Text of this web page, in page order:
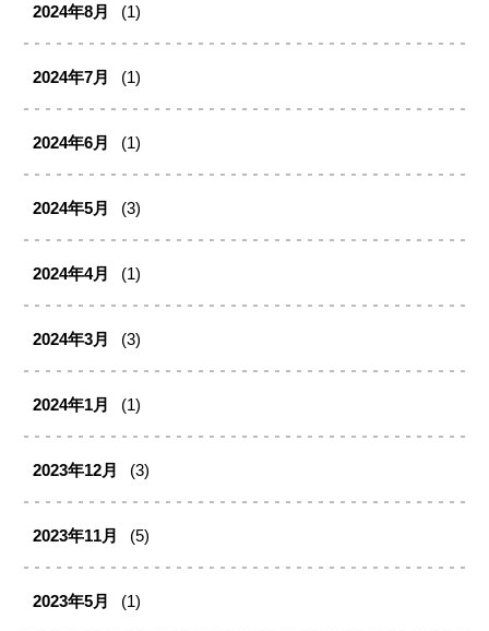
2024年8月 (1)
2024年7月 (1)
2024年6月 (1)
2024年5月 (3)
2024年4月 (1)
2024年3月 (3)
2024年1月 (1)
2023年12月 (3)
2023年11月 (5)
2023年5月 (1)